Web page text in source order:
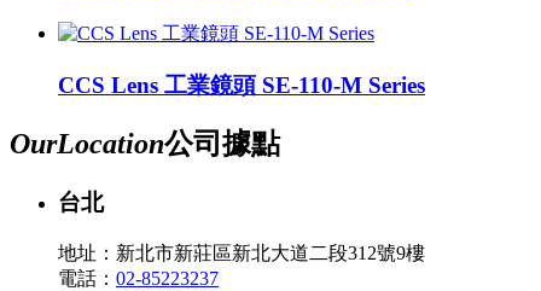
CCS Lens 工業鏡頭 SE-110-M Series
OurLocation公司據點
台北
地址：新北市新莊區新北大道二段312號9樓
電話： 02-85223237